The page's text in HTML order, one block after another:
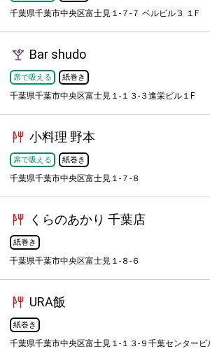
千葉県千葉市中央区富士見１-７-７ ベルビル３ １F
Bar shudo
席で吸える 紙巻き
千葉県千葉市中央区富士見１-１３-３進栄ビル１F
小料理 野本
席で吸える 紙巻き
千葉県千葉市中央区富士見１-７-８
くらのあかり 千葉店
紙巻き
千葉県千葉市中央区富士見１-８-６
URA飯
紙巻き
千葉県千葉市中央区富士見１-１３-９千葉センタービ